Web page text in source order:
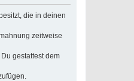
die in deinen
zeitweise
gestattest dem